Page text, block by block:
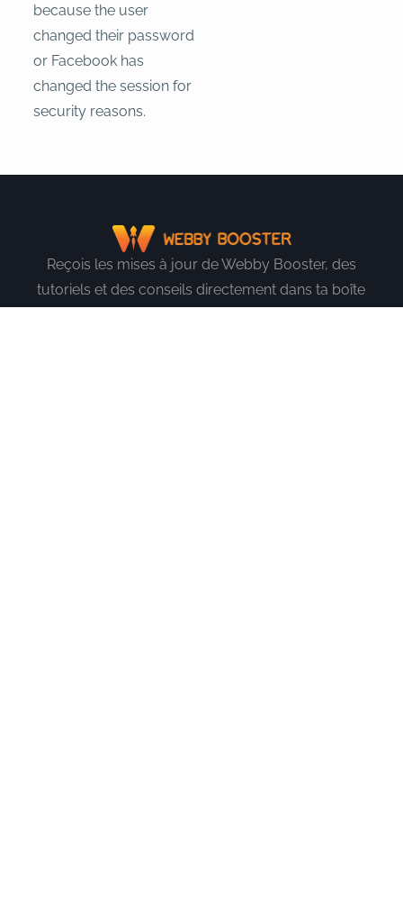
because the user
changed their password
or Facebook has
changed the session for
security reasons.
Reçois les mises à jour de Webby Booster, des
tutoriels et des conseils directement dans ta boîte